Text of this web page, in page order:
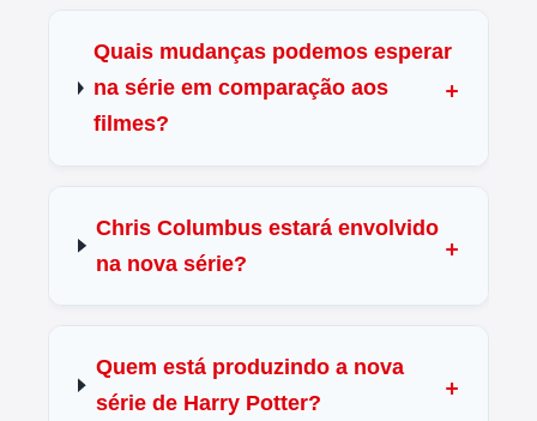
Quais mudanças podemos esperar
na série em comparação aos
filmes?
Chris Columbus estará envolvido
na nova série?
Quem está produzindo a nova
série de Harry Potter?